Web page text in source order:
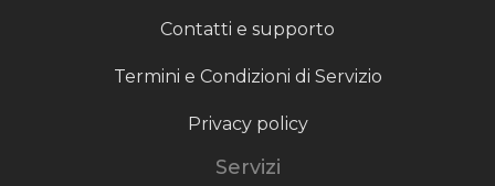
Contatti e supporto
Termini e Condizioni di Servizio
Privacy policy
Servizi